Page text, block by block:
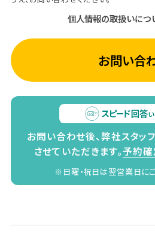
個人情報の取扱いにつ
お問い合
お問い合わせ後、弊社スタッ
させていただきます。予約確
※日曜・祝日は翌営業日にご